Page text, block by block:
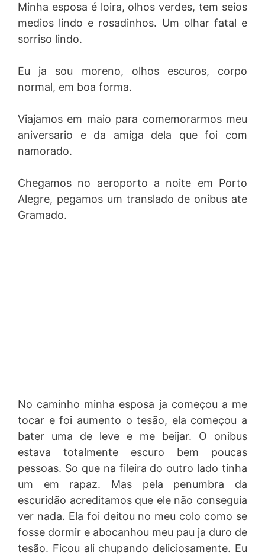
Minha esposa é loira, olhos verdes, tem seios
medios lindo e rosadinhos. Um olhar fatal e
sorriso lindo.
Eu ja sou moreno, olhos escuros, corpo
normal, em boa forma.
Viajamos em maio para comemorarmos meu
aniversario e da amiga dela que foi com
namorado.
Chegamos no aeroporto a noite em Porto
Alegre, pegamos um translado de onibus ate
Gramado.
No caminho minha esposa ja começou a me
tocar e foi aumento o tesão, ela começou a
bater uma de leve e me beijar. O onibus
estava totalmente escuro bem poucas
pessoas. So que na fileira do outro lado tinha
um em rapaz. Mas pela penumbra da
escuridão acreditamos que ele não conseguia
ver nada. Ela foi deitou no meu colo como se
fosse dormir e abocanhou meu pau ja duro de
tesão. Ficou ali chupando deliciosamente. Eu